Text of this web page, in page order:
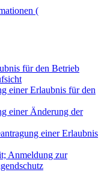
(
für den Betrieb
einer Erlaubnis für den
einer Änderung der
einer Erlaubnis
Anmeldung zur